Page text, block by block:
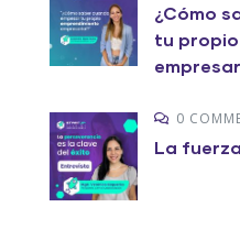
¿Cómo
tu
0
La